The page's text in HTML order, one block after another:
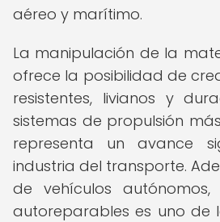
aéreo y marítimo.
La manipulación de la
ofrece la posibilidad de
resistentes, livianos y
sistemas de propulsión
representa un avance
industria del transporte.
de vehículos
autoreparables es uno de